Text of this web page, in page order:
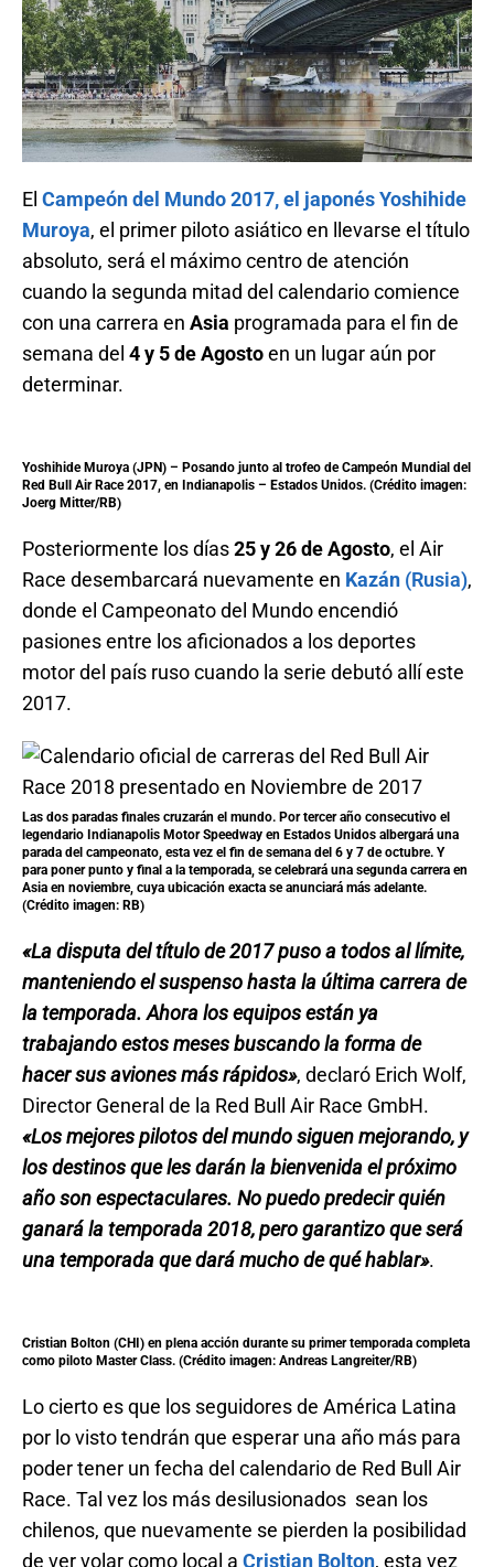
El Campeón del Mundo 2017, el japonés Yoshihide
Muroya, el primer piloto asiático en llevarse el título
absoluto, será el máximo centro de atención
cuando la segunda mitad del calendario comience
con una carrera en Asia programada para el fin de
semana del 4 y 5 de Agostoen un lugar aún por
determinar.
Yoshihide Muroya (JPN) – Posando junto al trofeo de Campeón Mundial del
Red Bull Air Race 2017, en Indianapolis – Estados Unidos. (Crédito imagen:
Joerg Mitter/RB)
Posteriormente los días25 y 26 de Agosto, el Air
Race desembarcará nuevamente en Kazán (Rusia),
donde el Campeonato del Mundo encendió
pasiones entre los aficionados a los deportes
motor del país ruso cuando la serie debutó allí este
2017.
Las dos paradas finales cruzarán el mundo. Por tercer año consecutivo el
legendario Indianapolis Motor Speedway en Estados Unidos albergará una
parada del campeonato, esta vez el fin de semana del 6 y 7 de octubre. Y
para poner punto y final a la temporada, se celebrará una segunda carrera en
Asia en noviembre, cuya ubicación exacta se anunciará más adelante.
(Crédito imagen: RB)
«La disputa del título de 2017 puso a todos al límite,
manteniendo el suspenso hasta la última carrera de
la temporada. Ahora los equipos están ya
trabajando estos meses buscando la forma de
hacer sus aviones más rápidos», declaró Erich Wolf,
Director General de la Red Bull Air Race GmbH.
«Los mejores pilotos del mundo siguen mejorando, y
los destinos que les darán la bienvenida el próximo
año son espectaculares. No puedo predecir quién
ganará la temporada 2018, pero garantizo que será
una temporada que dará mucho de qué hablar».
Cristian Bolton (CHI) en plena acción durante su primer temporada completa
como piloto Master Class. (Crédito imagen: Andreas Langreiter/RB)
Lo cierto es que los seguidores de América Latina
por lo visto tendrán que esperar una año más para
poder tener un fecha del calendario de Red Bull Air
Race. Tal vez los más desilusionados sean los
chilenos, que nuevamente se pierden la posibilidad
de ver volar como local a Cristian Bolton, esta vez